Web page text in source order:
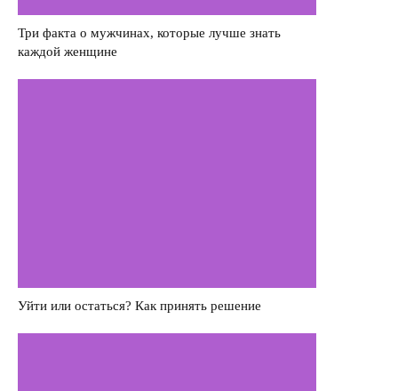
Три факта о мужчинах, которые лучше знать
каждой женщине
Уйти или остаться? Как принять решение
Насилие в семье